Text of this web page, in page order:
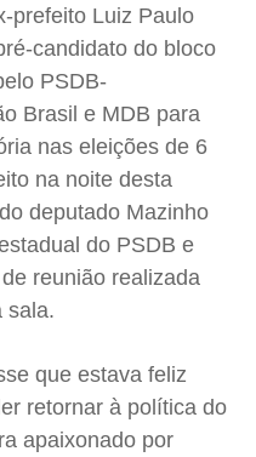
prefeito Luiz Paulo
candidato do bloco
PSDB-
Brasil e MDB para
nas eleições de 6
na noite desta
deputado Mazinho
do PSDB e
reunião realizada
sala.
que estava feliz
retornar à política do
apaixonado por